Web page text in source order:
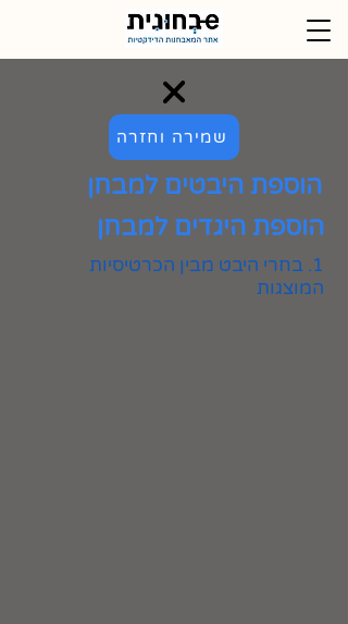
שמירה וחזרה
הוספת היבטים למבחן
הוספת היגדים למבחן
1. בחרי היבט מבין הכרטיסיות
המוצגות